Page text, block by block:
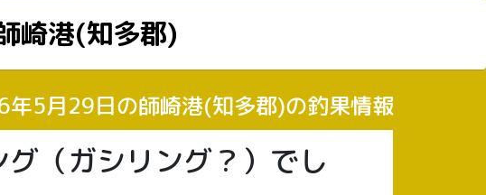
崎港(知多郡)
5月29日の師崎港(知多郡)の釣果情報
（ガシリング？）でし